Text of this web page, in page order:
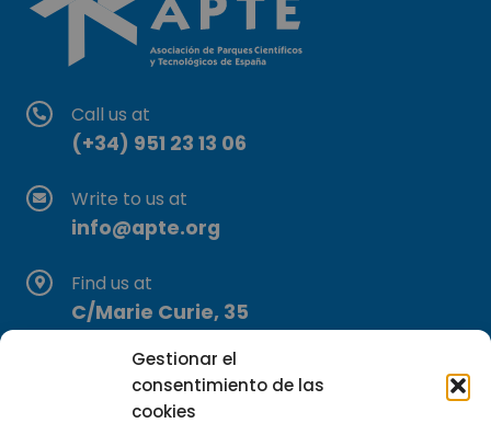
Gestionar el
consentimiento de las
cookies
Call us at
(+34) 951 23 13 06
Write to us at
info@apte.org
Find us at
C/Marie Curie, 35